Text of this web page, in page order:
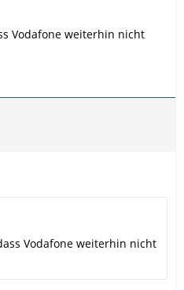
Vodafone weiterhin nicht
Vodafone weiterhin nicht